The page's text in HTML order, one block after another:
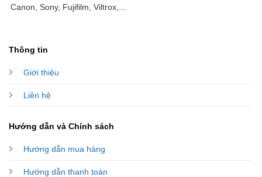
Canon, Sony, Fujifilm, Viltrox,...
Thông tin
Giới thiệu
Liên hệ
Hướng dẫn và Chính sách
Hướng dẫn mua hàng
Hướng dẫn thanh toán